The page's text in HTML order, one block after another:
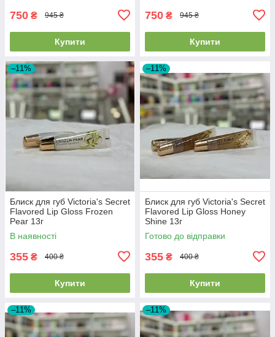
750 ₴ 945 ₴
Купити
750 ₴ 945 ₴
Купити
–11%
Блиск для губ Victoria's Secret
Flavored Lip Gloss Frozen
Pear 13г
В наявності
355 ₴ 400 ₴
Купити
–11%
Блиск для губ Victoria's Secret
Flavored Lip Gloss Honey
Shine 13г
Готово до відправки
355 ₴ 400 ₴
Купити
–11% –11%